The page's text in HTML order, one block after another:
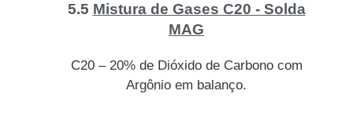
5.5 Mistura de Gases C20 - Solda
MAG
C20 – 20% de Dióxido de Carbono com
Argônio em balanço.